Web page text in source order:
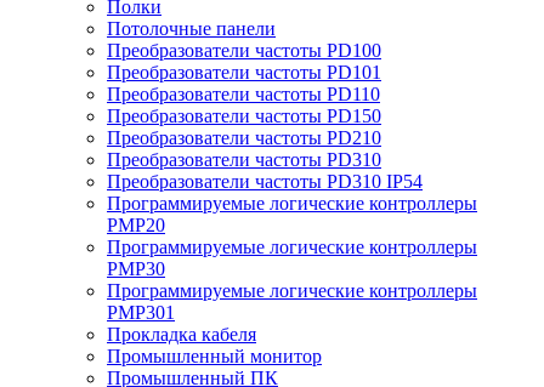
Полки
Потолочные панели
Преобразователи частоты PD100
Преобразователи частоты PD101
Преобразователи частоты PD110
Преобразователи частоты PD150
Преобразователи частоты PD210
Преобразователи частоты PD310
Преобразователи частоты PD310 IP54
Программируемые логические контроллеры
PMP20
Программируемые логические контроллеры
PMP30
Программируемые логические контроллеры
PMP301
Прокладка кабеля
Промышленный монитор
Промышленный ПК